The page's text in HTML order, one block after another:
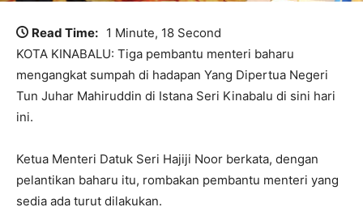
Read Time: 1 Minute, 18 Second
KOTA KINABALU: Tiga pembantu menteri baharu
mengangkat sumpah di hadapan Yang Dipertua Negeri
Tun Juhar Mahiruddin di Istana Seri Kinabalu di sini hari
ini.
Ketua Menteri Datuk Seri Hajiji Noor berkata, dengan
pelantikan baharu itu, rombakan pembantu menteri yang
sedia ada turut dilakukan.